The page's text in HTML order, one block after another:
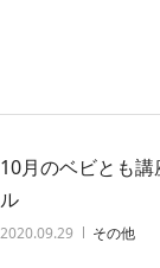
10月のベビとも
ル
2020.09.29 その他